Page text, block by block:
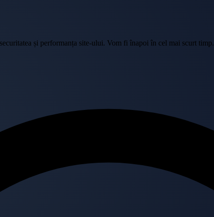
și performanța site-ului. Vom fi înapoi în cel mai scurt timp.